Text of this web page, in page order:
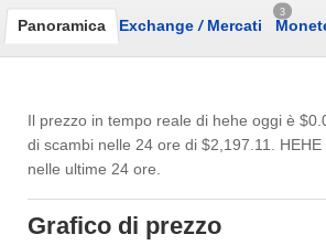
Panoramica Exchange /Mercati
3
Il prezzo in tempo reale di hehe oggi è
di scambi nelle 24 ore di $2,197.11
.
nelle ultime 24 ore.
Grafico di prezzo